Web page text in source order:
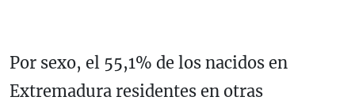
Por sexo, el 55,1% de los nacidos en
Extremadura residentes en otras